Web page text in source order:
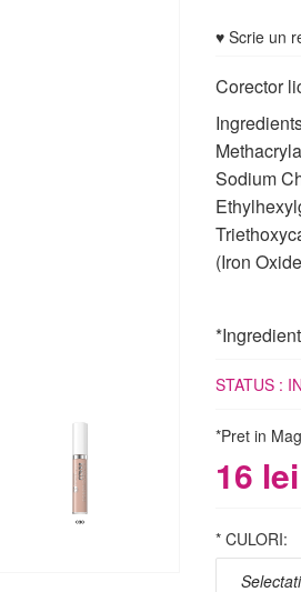
♥ Scrie un
Corector
Sodium
(Iron
STATUS :
*Pret in
16 lei
*CULORI: